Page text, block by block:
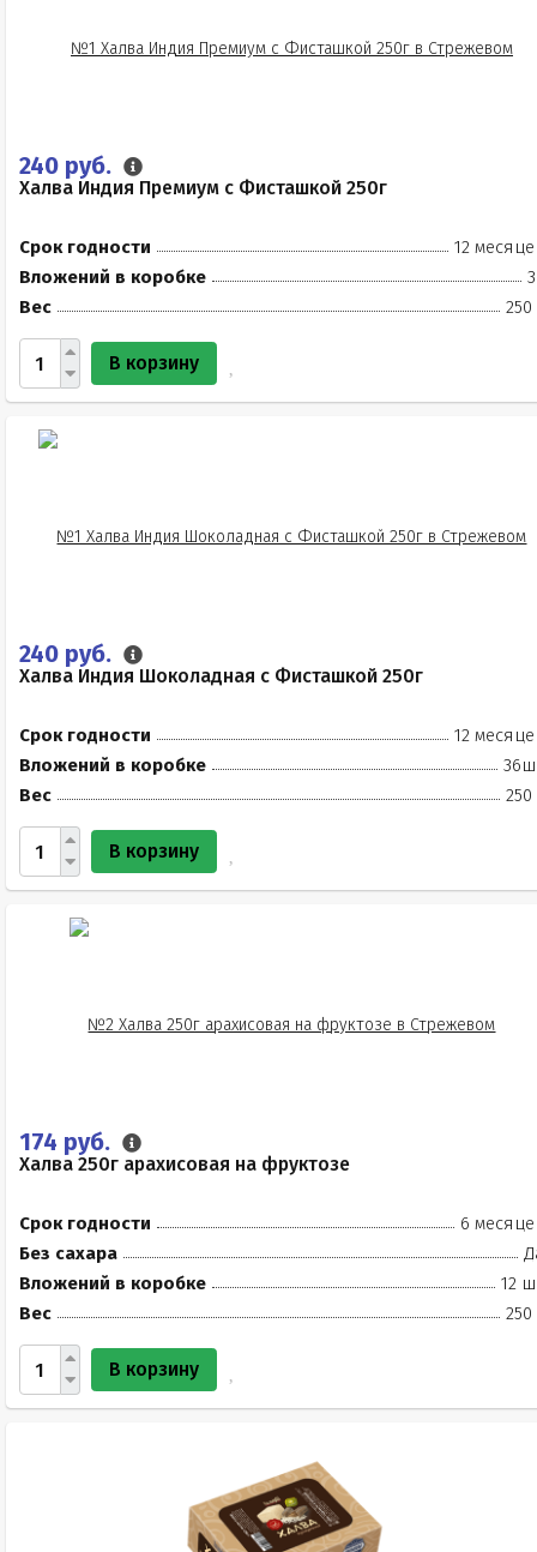
240 руб.
Халва Индия Премиум с Фисташкой 250г
Срок годности
12
Вложений в коробке
Вес
250
В корзину
240 руб.
Халва Индия Шоколадная с Фисташкой 250г
Срок годности
12
Вложений в коробке
Вес
250
В корзину
174 руб.
Халва 250г арахисовая на фруктозе
Срок годности
6
Без сахара
Вложений в коробке
12
Вес
250
В корзину